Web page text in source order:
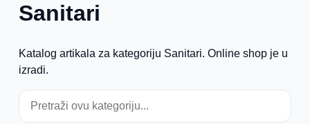
Sanitari
Katalog artikala za kategoriju Sanitari. Online shop je u
izradi.